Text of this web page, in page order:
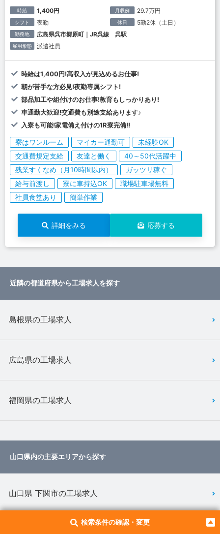
検索条件の確認・変更
時給 1,400円 月収例 29.7万円
シフト 夜勤 休日 5勤2休（土日）
勤務地 広島県呉市郷原町｜JR呉線 呉駅
雇用形態 派遣社員
時給は1,400円!高収入が見込めるお仕事!
朝が苦手な方必見!夜勤専属シフト!
部品加工や組付けのお仕事!教育もしっかりあり!
車通勤大歓迎!交通費も別途支給あります♪
入寮も可能!家電備え付けの1R寮完備!!
寮はワンルーム マイカー通勤可
未経験OK
交通費規定支給
友達と働く
40～50代活躍中
残業すくなめ（月10時間以内）
ガッツリ稼ぐ
給与前渡し
寮に車持込OK
職場駐車場無料
社員食堂あり
簡単作業
詳細をみる 応募する
近隣の都道府県から工場求人を探す
島根県の工場求人
広島県の工場求人
福岡県の工場求人
山口県内の主要エリアから探す
山口県 下関市の工場求人